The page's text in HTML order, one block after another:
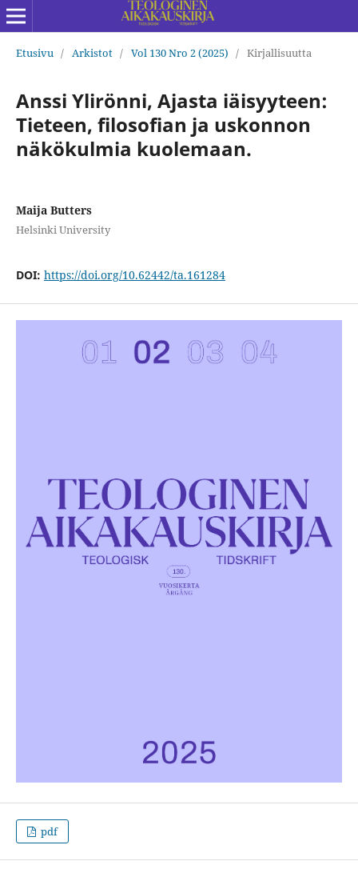
Etusivu / Arkistot / Vol 130 Nro 2 (2025) / Kirjallisuutta
Anssi Ylirönni, Ajasta iäisyyteen:
Tieteen, filosofian ja uskonnon
näkökulmia kuolemaan.
Maija Butters
Helsinki University
DOI: https://doi.org/10.62442/ta.161284
pdf